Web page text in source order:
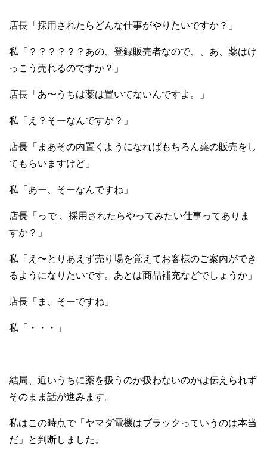
店長「採用されたらどんな仕事がやりたいですか？」
私「？？？？？？あの、登録販売者なので、、あ、薬はけ
っこう売れるのですか？」
店長「あ〜うちは薬は置いてないんですよ。」
私「え？そーなんですか？」
店長「まあその内置くようになればもちろん薬の販売をし
てもらいますけど」
私「あー、そーなんですね」
店長「っで 、採用されたらやってみたい仕事ってありま
すか？」
私「え〜とりあえず売り場を覚えてお客様のご案内ができ
るようになりたいです。あとは商品補充などでしょうか」
店長「ま、そーですね」
私「・・・」
結局、近いうちに薬を扱うのか扱わないのかは伝えられず
そのまま話が進みます。
私はこの時点で「ヤマダ電機はブラックっていうのは本当
だ」と判断しました。